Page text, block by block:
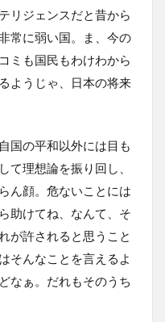
リジェンスだと昔から
常に弱い国。ま、今の
ミも国民もわけわから
ようじゃ、日本の将来
国の平和以外には目も
て理想論を振り回し、
ん顔。危ないことには
助けてね、なんて、そ
が許されると思うこと
そんなことを言えるよ
なぁ。だれもそのうち